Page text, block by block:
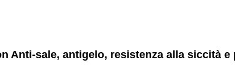
Anti-sale, antigelo, resistenza alla siccità e